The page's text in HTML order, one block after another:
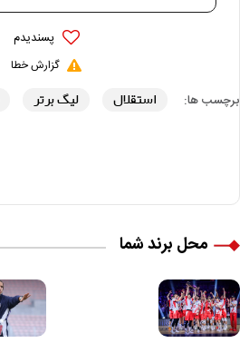
پسندیدم
گزارش خطا
برچسب ها: استقلال لیگ برتر
محل برند شما